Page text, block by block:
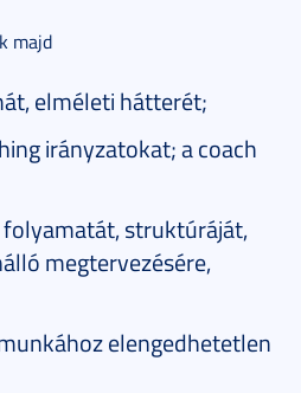
majd
elméleti hátterét;
irányzatokat; a coach
folyamatát, struktúráját,
megtervezésére,
elengedhetetlen